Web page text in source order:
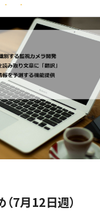
7月12日週）